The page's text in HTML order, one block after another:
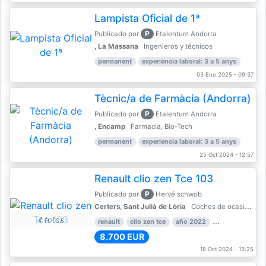
Lampista Oficial de 1ª
Publicado por P
Etalentum Andorra
, La Massana
Ingenieros y técnicos
permanent experiencia laboral: 3 a 5 anys
03 Ene 2025 - 09:37
Tècnic/a de Farmàcia (Andorra)
Publicado por P
Etalentum Andorra
, Encamp
Farmacia, Bio-Tech
permanent experiencia laboral: 3 a 5 anys
25 Oct 2024 - 12:57
4 fotos
Renault clio zen Tce 103
Publicado por P
Hervé schwob
Certers, Sant Julià de Lòria
Coches de ocasión o Nuevo
renault clio zen tce año 2022 39.000 km
8.700 EUR
18 Oct 2024 - 13:25